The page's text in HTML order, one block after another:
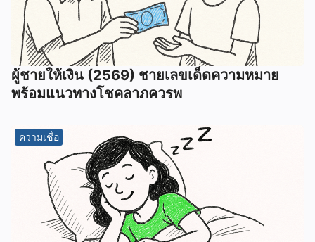
ผู้ชายให้เงิน (2569) ชายเลขเด็ดความหมาย
พร้อมแนวทางโชคลาภควรพ
ความเชื่อ